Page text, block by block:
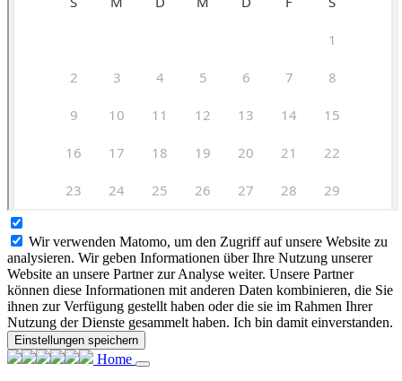
Wir verwenden Matomo, um den Zugriff auf unsere Website zu
analysieren. Wir geben Informationen über Ihre Nutzung unserer
Website an unsere Partner zur Analyse weiter. Unsere Partner
können diese Informationen mit anderen Daten kombinieren, die Sie
ihnen zur Verfügung gestellt haben oder die sie im Rahmen Ihrer
Nutzung der Dienste gesammelt haben. Ich bin damit einverstanden.
Einstellungen speichern
Home